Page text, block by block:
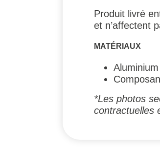
Produit livré
et n’affectent
MATÉRIAUX
*Les photos
contractuelles